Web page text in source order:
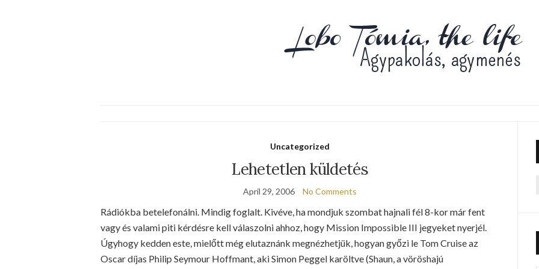
Uncategorized
Lehetetlen küldetés
April 29, 2006 No Comments
Rádiókba betelefonálni. Mindig foglalt. Kivéve, ha mondjuk szombat hajnali fél 8-kor már fent
vagy és valami piti kérdésre kell válaszolni ahhoz, hogy Mission Impossible III jegyeket nyerjél.
Úgyhogy kedden este, mielőtt még elutaznánk megnézhetjük, hogyan győzi le Tom Cruise az
Oscar díjas Philip Seymour Hoffmant, aki Simon Peggel karöltve (Shaun, a vöröshajú